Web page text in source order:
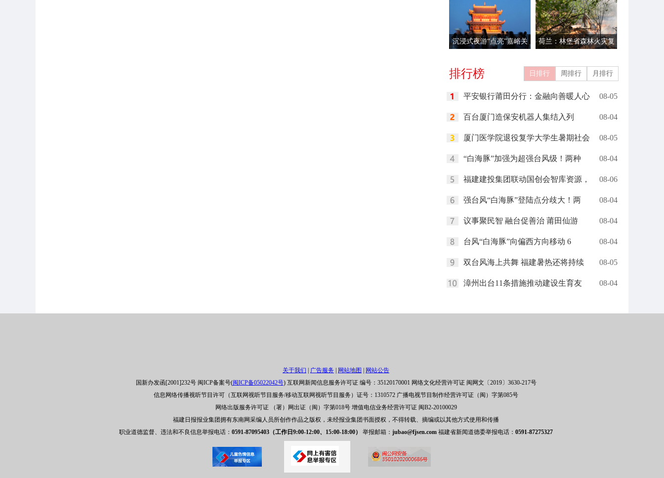
沉浸式夜游“点亮”嘉峪关
荷兰：林堡省森林火灾复
排行榜 日排行 周排行 月排行
平安银行莆田分行：金融向善暖人心 08-05
百台厦门造保安机器人集结入列 08-04
厦门医学院退役复学大学生暑期社会 08-05
“白海豚”加强为超强台风级！两种 08-04
福建建投集团联动国创会智库资源， 08-06
强台风“白海豚”登陆点分歧大！两 08-04
议事聚民智 融台促善治 莆田仙游 08-04
台风“白海豚”向偏西方向移动 6 08-04
双台风海上共舞 福建暑热还将持续 08-05
漳州出台11条措施推动建设生育友 08-04